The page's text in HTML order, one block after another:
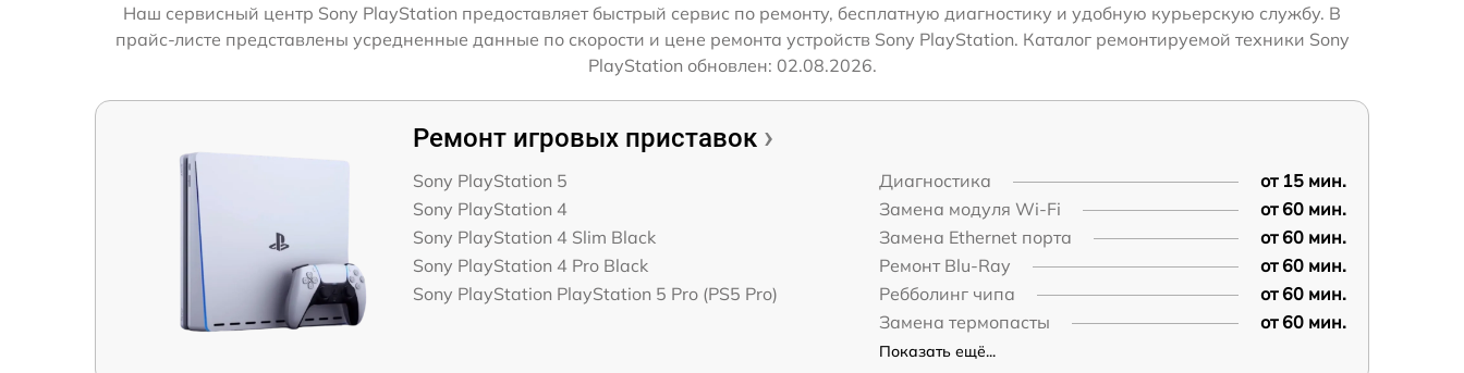
Наш сервисный центр Sony PlayStation предоставляет быстрый сервис по ремонту, бесплатную диагностику и удобную курьерскую службу. В
прайс-листе представлены усредненные данные по скорости и цене ремонта устройств Sony PlayStation. Каталог ремонтируемой техники Sony
PlayStation обновлен: 02.08.2026.
Ремонт игровых приставок
Sony PlayStation 5
Sony PlayStation 4
Sony PlayStation 4 Slim Black
Sony PlayStation 4 Pro Black
Sony PlayStation PlayStation 5 Pro (PS5 Pro)
Диагностика
от 15 мин.
Замена модуля Wi-Fi
от 60 мин.
Замена Ethernet порта
от 60 мин.
Ремонт Blu-Ray
от 60 мин.
Ребболинг чипа
от 60 мин.
Замена термопасты
от 60 мин.
Показать ещё...